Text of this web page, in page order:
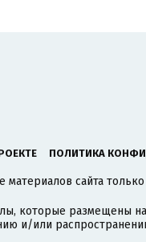
ПОЛИТИКА
материалов сайта
которые размещены
и/или